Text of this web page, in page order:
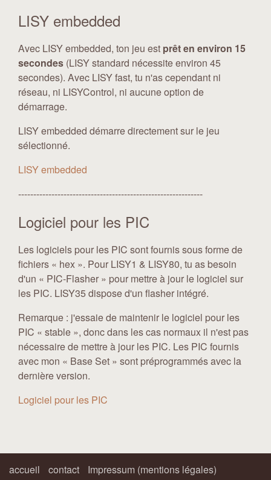
LISY embedded
Avec LISY embedded, ton jeu est prêt en environ 15
secondes (LISY standard nécessite environ 45
secondes). Avec LISY fast, tu n'as cependant ni
réseau, ni LISYControl, ni aucune option de
démarrage.
LISY embedded démarre directement sur le jeu
sélectionné.
LISY embedded
-------------------------------------------------------------
Logiciel pour les PIC
Les logiciels pour les PIC sont fournis sous forme de
fichiers « hex ». Pour LISY1 & LISY80, tu as besoin
d'un « PIC-Flasher » pour mettre à jour le logiciel sur
les PIC. LISY35 dispose d'un flasher intégré.
Remarque : j'essaie de maintenir le logiciel pour les
PIC « stable », donc dans les cas normaux il n'est pas
nécessaire de mettre à jour les PIC. Les PIC fournis
avec mon « Base Set » sont préprogrammés avec la
dernière version.
Logiciel pour les PIC
accueil contact
Impressum (mentions légales)